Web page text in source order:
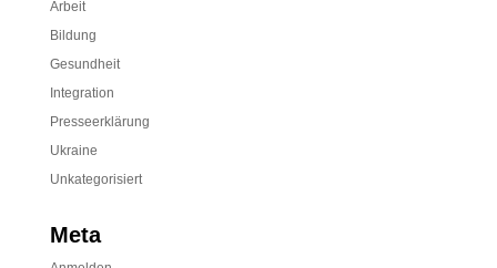
Arbeit
Bildung
Gesundheit
Integration
Presseerklärung
Ukraine
Unkategorisiert
Meta